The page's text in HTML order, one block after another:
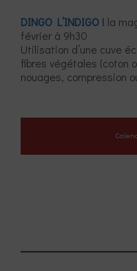
DINGO L’INDIGO ! la
février à 9h30
Utilisation d’une cuve
fibres végétales (coton
nouages, compression